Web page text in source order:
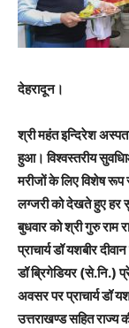
देहरादून।
श्री महंत इन्दिरेश
हुआ। विश्वस्तरीय
मरीजों के लिए विशेष रूप
लग्जरी को देखते हुए हर
बुधवार को श्री गुरु
प्राचार्य डॉ यशबीर
डॉ ब्रिगेडियर (से.नि.)
अवसर पर प्राचार्य डॉ
उत्तराखण्ड सहित राज्य